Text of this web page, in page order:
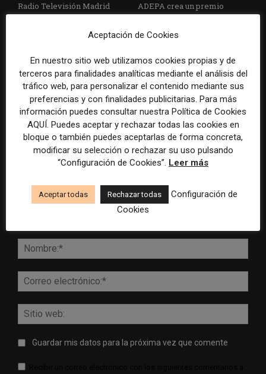
Radio Televisión Madrid
establece un sistema de
control para el uso de la
inteligencia artificial
ADEPA crea un premio
especial para la mejor
cobertura periodística del
Mundial 2026
DEJA UNA RESPUESTA
Comentario:
Guardar mis datos para la próxima vez que comente
Aceptación de Cookies
En nuestro sitio web utilizamos cookies propias y de
terceros para finalidades analíticas mediante el análisis del
tráfico web, para personalizar el contenido mediante sus
preferencias y con finalidades publicitarias. Para más
información puedes consultar nuestra Política de Cookies
AQUÍ. Puedes aceptar y rechazar todas las cookies en
bloque o también puedes aceptarlas de forma concreta,
modificar su selección o rechazar su uso pulsando
“Configuración de Cookies”. Leer más
Aceptar todas Rechazar todas
Configuración de
Cookies